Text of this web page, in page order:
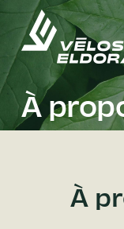
Skip
main
content
À
À